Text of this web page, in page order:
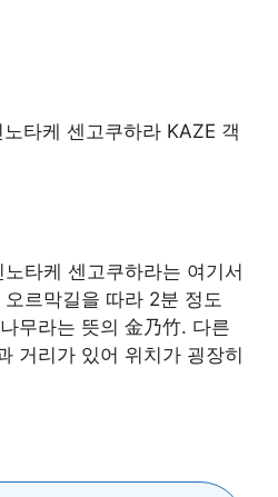
타케 센고쿠하라는 여기서
르막길을 따라 2분 정도
무라는 뜻의 金乃竹. 다른
거리가 있어 위치가 굉장히